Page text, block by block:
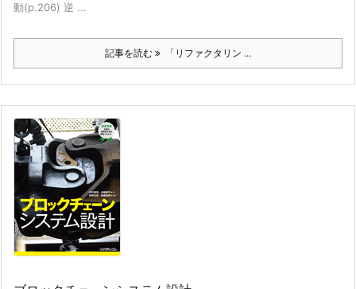
動(p.206) 逆 ...
記事を読む 「リファクタリン ...